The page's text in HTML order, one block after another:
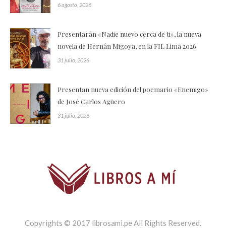
6 agosto, 2026
Presentarán «Nadie nuevo cerca de ti», la nueva
novela de Hernán Migoya, en la FIL Lima 2026
31 julio, 2026
Presentan nueva edición del poemario «Enemigo»
de José Carlos Agüero
31 julio, 2026
Copyrights © 2017 librosami.pe All Rights Reserved.